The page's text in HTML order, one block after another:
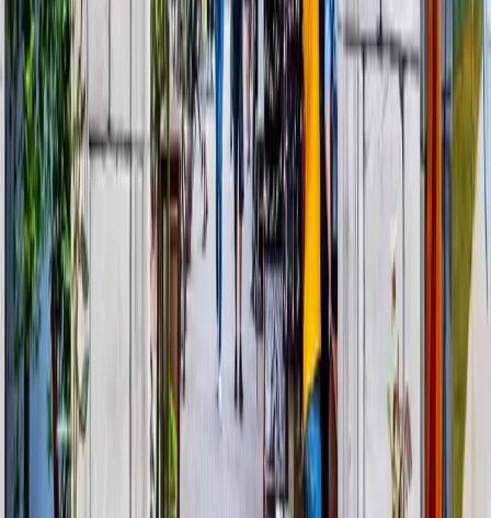
yavaşlatıyor.
Yemek sonrası İznik Arkeoloji Müzesi ziyaret edilerek kentin çok
katmanlı geçmişi arkeolojik buluntular üzerinden değerlendiriliyor.
Ardından bir çini atölyesinde, bir çini sanatçısından üretim aşamaları
yerinde dinleniyor ve İznik çinisinin bugün hâlâ nasıl yaşatıldığı
görülüyor.
Tur, surların ardında şekillenen bu uzun hikâyeyi bütünlüklü bir
çerçeveye oturtarak tamamlanıyor ve İstanbul’a dönüş yolculuğu
başlıyor.
Buluşma Bilgisi
Harbiye (Antonina Ofisi): 06:15 Sabah saatlerinde
Kadıköy (Haldun Taner Sahnesi): 07:00 Harbiye çıkışının ardından